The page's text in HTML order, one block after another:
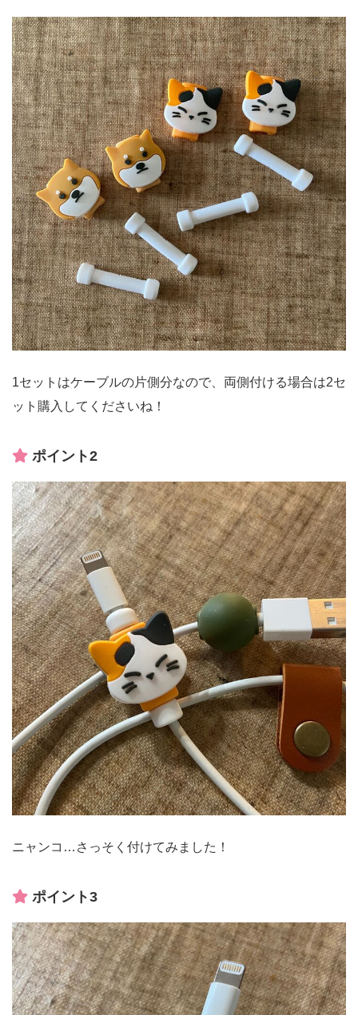
1セットはケーブルの片側分なので、両側付ける場合は2セ
ット購入してくださいね！
ポイント2
ニャンコ…さっそく付けてみました！
ポイント3